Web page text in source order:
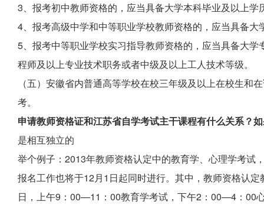
3、报考初中教师资格的，应当具备大学本科毕业及以上学
4、报考高级中学和中等职业学校教师资格的，应当具备大
5、报考中等职业学校实习指导教师资格的，应当具备大
程师及以上专业技术职务或者中级及以上工人技术等级。
（五）安徽省内普通高等学校在校三年级及以上在校生和
考。
申请教师资格证和江苏省自学考试主干课程有什么关系？
是相互独立的
举个例子：2013年教师资格认定中的教育学、心理学考试
报名工作也将于12月1日起同时进行。其中，教师资格认
日，上午9：00—11：00教育学考试，下午2：00—4：00